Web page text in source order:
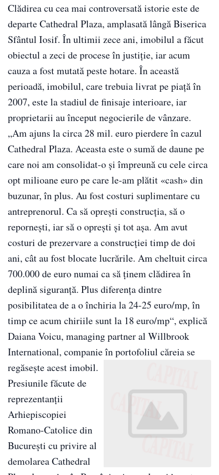
Clădirea cu cea mai controversată istorie este de
departe Cathedral Plaza, amplasată lângă Biserica
Sfântul Iosif. În ultimii zece ani, imobilul a făcut
obiectul a zeci de procese în justiţie, iar acum
cauza a fost mutată peste hotare. În această
perioadă, imobilul, care trebuia livrat pe piaţă în
2007, este la stadiul de finisaje interioare, iar
proprietarii au început negocierile de vânzare.
„Am ajuns la circa 28 mil. euro pierdere în cazul
Cathedral Plaza. Aceasta este o sumă de daune pe
care noi am consolidat-o şi împreună cu cele circa
opt milioane euro pe care le-am plătit «cash» din
buzunar, în plus. Au fost costuri suplimentare cu
antreprenorul. Ca să opreşti construcţia, să o
reporneşti, iar să o opreşti şi tot aşa. Am avut
costuri de prezervare a construcţiei timp de doi
ani, cât au fost blocate lucrările. Am cheltuit circa
700.000 de euro numai ca să ţinem clădirea în
deplină siguranţă. Plus diferenţa dintre
posibilitatea de a o închiria la 24-25 euro/mp, în
timp ce acum chiriile sunt la 18 euro/mp“, explică
Daiana Voicu, managing partner al Willbrook
International, companie în portofoliul căreia se
regăseşte acest imobil.
Presiunile făcute de
reprezentanţii
Arhiepiscopiei
Romano-Catolice din
Bucureşti cu privire al
demolarea Cathedral